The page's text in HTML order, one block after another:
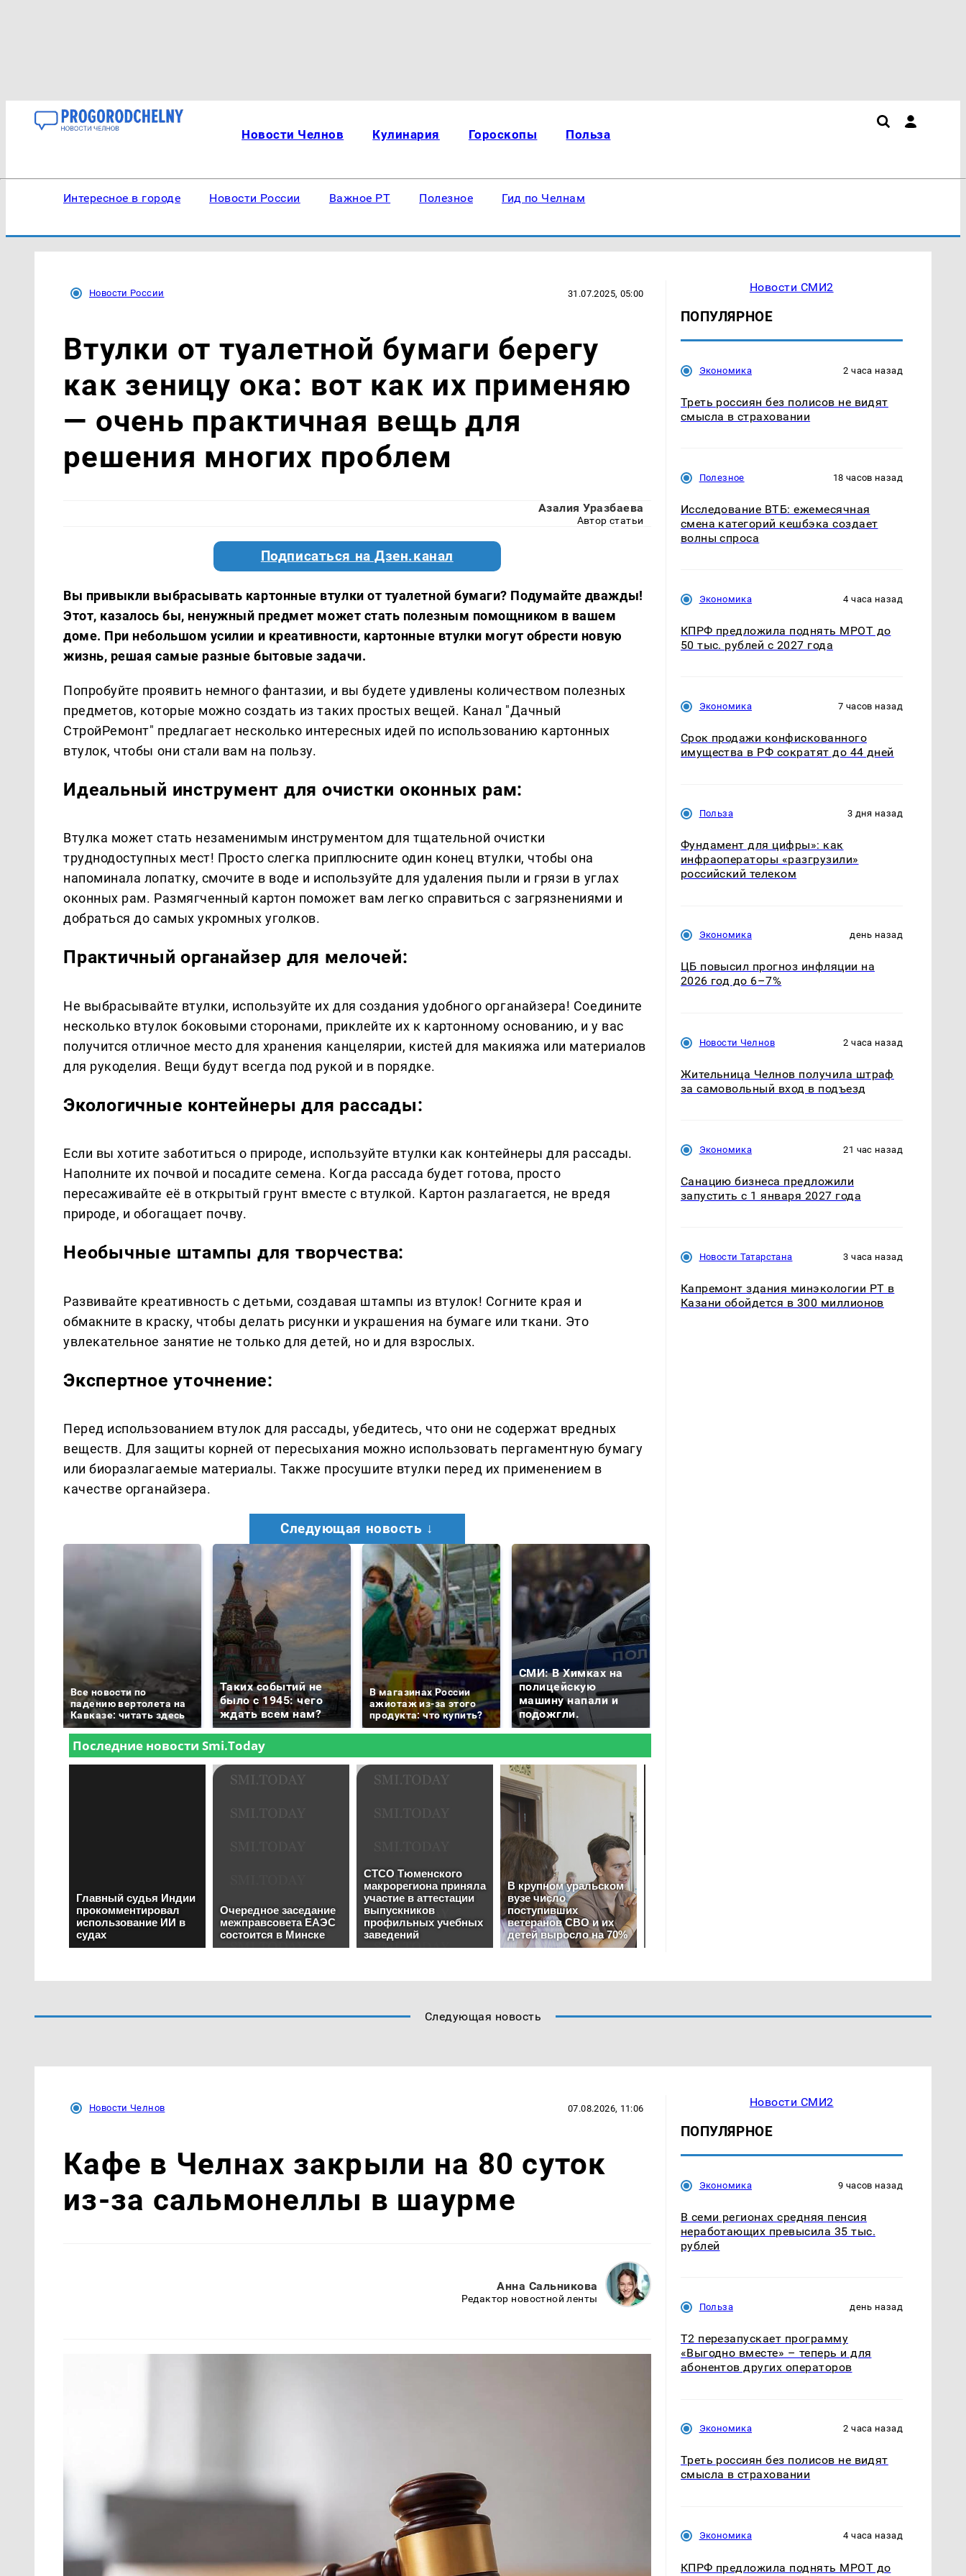
Новости Челнов Кулинария Гороскопы Польза
Интересное в городе Новости России Важное РТ Полезное Гид по Челнам
Новости России 31.07.2025, 05:00
Втулки от туалетной бумаги берегу
как зеницу ока: вот как их применяю
— очень практичная вещь для
решения многих проблем
Азалия Уразбаева
Автор статьи
Подписаться на Дзен.канал
Вы привыкли выбрасывать картонные втулки от туалетной бумаги? Подумайте дважды!
Этот, казалось бы, ненужный предмет может стать полезным помощником в вашем
доме. При небольшом усилии и креативности, картонные втулки могут обрести новую
жизнь, решая самые разные бытовые задачи.
Попробуйте проявить немного фантазии, и вы будете удивлены количеством полезных
предметов, которые можно создать из таких простых вещей. Канал "Дачный
СтройРемонт" предлагает несколько интересных идей по использованию картонных
втулок, чтобы они стали вам на пользу.
Идеальный инструмент для очистки оконных рам:
Втулка может стать незаменимым инструментом для тщательной очистки
труднодоступных мест! Просто слегка приплюсните один конец втулки, чтобы она
напоминала лопатку, смочите в воде и используйте для удаления пыли и грязи в углах
оконных рам. Размягченный картон поможет вам легко справиться с загрязнениями и
добраться до самых укромных уголков.
Практичный органайзер для мелочей:
Не выбрасывайте втулки, используйте их для создания удобного органайзера! Соедините
несколько втулок боковыми сторонами, приклейте их к картонному основанию, и у вас
получится отличное место для хранения канцелярии, кистей для макияжа или материалов
для рукоделия. Вещи будут всегда под рукой и в порядке.
Экологичные контейнеры для рассады:
Если вы хотите заботиться о природе, используйте втулки как контейнеры для рассады.
Наполните их почвой и посадите семена. Когда рассада будет готова, просто
пересаживайте её в открытый грунт вместе с втулкой. Картон разлагается, не вредя
природе, и обогащает почву.
Необычные штампы для творчества:
Развивайте креативность с детьми, создавая штампы из втулок! Согните края и
обмакните в краску, чтобы делать рисунки и украшения на бумаге или ткани. Это
увлекательное занятие не только для детей, но и для взрослых.
Экспертное уточнение:
Перед использованием втулок для рассады, убедитесь, что они не содержат вредных
веществ. Для защиты корней от пересыхания можно использовать пергаментную бумагу
или биоразлагаемые материалы. Также просушите втулки перед их применением в
качестве органайзера.
Следующая новость ↓
Все новости по
падению вертолета на
Кавказе: читать здесь
Таких событий не
было с 1945: чего
ждать всем нам?
В магазинах России
ажиотаж из-за этого
продукта: что купить?
СМИ: В Химках на
полицейскую
машину напали и
подожгли.
Новости СМИ2
ПОПУЛЯРНОЕ
Экономика 2 часа назад
Треть россиян без полисов не видят
смысла в страховании
Полезное 18 часов назад
Исследование ВТБ: ежемесячная
смена категорий кешбэка создает
волны спроса
Экономика 4 часа назад
КПРФ предложила поднять МРОТ до
50 тыс. рублей с 2027 года
Экономика 7 часов назад
Срок продажи конфискованного
имущества в РФ сократят до 44 дней
Польза 3 дня назад
Фундамент для цифры»: как
инфраоператоры «разгрузили»
российский телеком
Экономика день назад
ЦБ повысил прогноз инфляции на
2026 год до 6–7%
Новости Челнов 2 часа назад
Жительница Челнов получила штраф
за самовольный вход в подъезд
Экономика 21 час назад
Санацию бизнеса предложили
запустить с 1 января 2027 года
Новости Татарстана 3 часа назад
Капремонт здания минэкологии РТ в
Казани обойдется в 300 миллионов
Следующая новость
Новости Челнов 07.08.2026, 11:06
Кафе в Челнах закрыли на 80 суток
из-за сальмонеллы в шаурме
Анна Сальникова
Редактор новостной ленты
Новости СМИ2
ПОПУЛЯРНОЕ
Экономика 9 часов назад
В семи регионах средняя пенсия
неработающих превысила 35 тыс.
рублей
Польза день назад
Т2 перезапускает программу
«Выгодно вместе» – теперь и для
абонентов других операторов
Экономика 2 часа назад
Треть россиян без полисов не видят
смысла в страховании
Экономика 4 часа назад
КПРФ предложила поднять МРОТ до